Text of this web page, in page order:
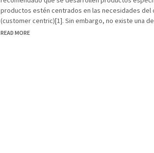
productos estén centrados en las necesidades del
(customer centric)[1]. Sin embargo, no existe una
READ MORE